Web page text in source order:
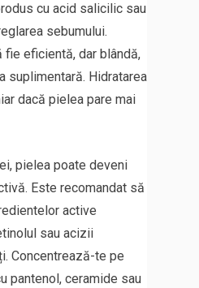
cu acid salicilic sau
sebumului.
fie eficientă, dar blândă,
suplimentară. Hidratarea
dacă pielea pare mai
pielea poate deveni
Este recomandat să
active
sau acizii
Concentrează-te pe
pantenol, ceramide sau